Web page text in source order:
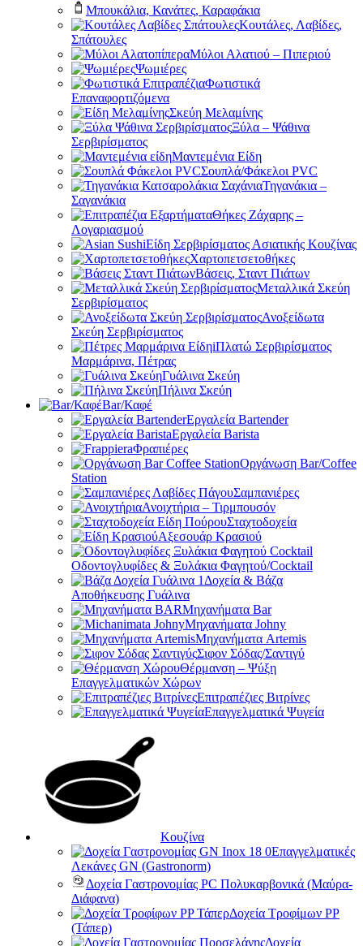
Μπουκάλια, Κανάτες, Καραφάκια
Κουτάλες, Λαβίδες,
Σπάτουλες
Μύλοι Αλατιού – Πιπεριού
Ψωμιέρες
Φωτιστικά
Επαναφορτιζόμενα
Σκεύη Μελαμίνης
Ξύλα – Ψάθινα
Σερβιρίσματος
Μαντεμένια Είδη
Σουπλά/Φάκελοι PVC
Τηγανάκια –
Σαγανάκια
Θήκες Ζάχαρης –
Λογαριασμού
Είδη Σερβιρίσματος Ασιατικής Κουζίνας
Χαρτοπετσετοθήκες
Βάσεις, Σταντ Πιάτων
Μεταλλικά Σκεύη
Σερβιρίσματος
Ανοξείδωτα
Σκεύη Σερβιρίσματος
Πλατώ Σερβιρίσματος
Μαρμάρινα, Πέτρας
Γυάλινα Σκεύη
Πήλινα Σκεύη
Bar/Καφέ
Εργαλεία Bartender
Εργαλεία Barista
Φραπιέρες
Οργάνωση Bar/Coffee
Station
Σαμπανιέρες
Ανοιχτήρια – Τιρμπουσόν
Σταχτοδοχεία
Αξεσουάρ Κρασιού
Οδοντογλυφίδες & Ξυλάκια Φαγητού/Cocktail
Δοχεία & Βάζα
Αποθήκευσης Γυάλινα
Μηχανήματα Bar
Μηχανήματα Johny
Μηχανήματα Artemis
Σιφον Σόδας/Σαντιγύ
Θέρμανση – Ψύξη
Επαγγελματικών Χώρων
Επιτραπέζιες Βιτρίνες
Επαγγελματικά Ψυγεία
Κουζίνα
Επαγγελματικές
Λεκάνες GN (Gastronorm)
Δοχεία Γαστρονομίας PC Πολυκαρβονικά (Μαύρα-
Διάφανα)
Δοχεία Τροφίμων PP
(Τάπερ)
Δοχεία